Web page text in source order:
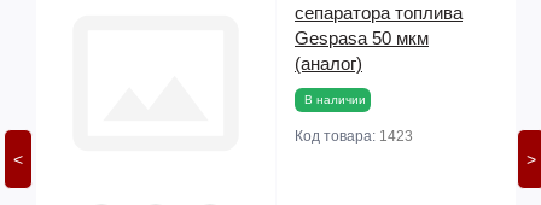
<
сепаратора топлива
Gespasa 50 мкм
(аналог)
В наличии
Код товара: 1423
>